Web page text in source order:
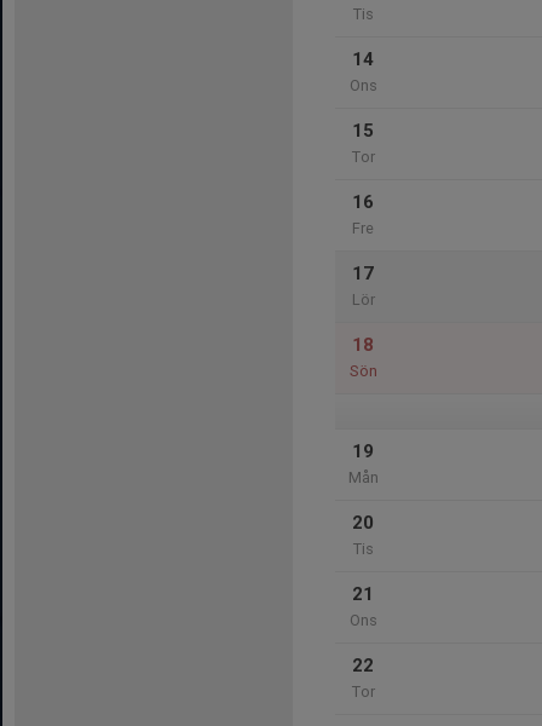
Tis
14
Ons
15
Tor
16
Fre
17
Lör
18
Sön
19
Mån
20
Tis
21
Ons
22
Tor